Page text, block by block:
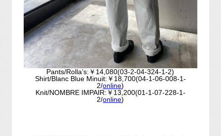
Pants/Rolla’s:￥14,080(03-2-04-324-1-2)
Shirt/Blanc Blue Minuit:￥18,700(04-1-06-008-1-
2/online)
Knit/NOMBRE IMPAIR:￥13,200(01-1-07-228-1-
2/online)